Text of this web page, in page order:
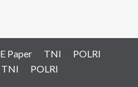
E Paper TNI
POLRI
TNI POLRI